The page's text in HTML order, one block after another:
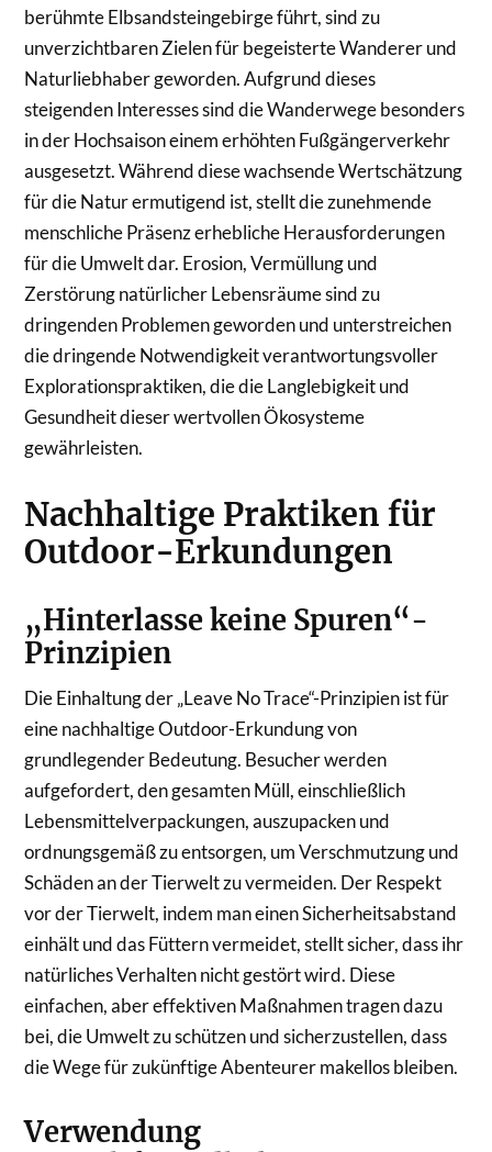
berühmte Elbsandsteingebirge führt, sind zu
unverzichtbaren Zielen für begeisterte Wanderer und
Naturliebhaber geworden. Aufgrund dieses
steigenden Interesses sind die Wanderwege besonders
in der Hochsaison einem erhöhten Fußgängerverkehr
ausgesetzt. Während diese wachsende Wertschätzung
für die Natur ermutigend ist, stellt die zunehmende
menschliche Präsenz erhebliche Herausforderungen
für die Umwelt dar. Erosion, Vermüllung und
Zerstörung natürlicher Lebensräume sind zu
dringenden Problemen geworden und unterstreichen
die dringende Notwendigkeit verantwortungsvoller
Explorationspraktiken, die die Langlebigkeit und
Gesundheit dieser wertvollen Ökosysteme
gewährleisten.
Nachhaltige Praktiken für
Outdoor-Erkundungen
„Hinterlasse keine Spuren“-
Prinzipien
Die Einhaltung der „Leave No Trace“-Prinzipien ist für
eine nachhaltige Outdoor-Erkundung von
grundlegender Bedeutung. Besucher werden
aufgefordert, den gesamten Müll, einschließlich
Lebensmittelverpackungen, auszupacken und
ordnungsgemäß zu entsorgen, um Verschmutzung und
Schäden an der Tierwelt zu vermeiden. Der Respekt
vor der Tierwelt, indem man einen Sicherheitsabstand
einhält und das Füttern vermeidet, stellt sicher, dass ihr
natürliches Verhalten nicht gestört wird. Diese
einfachen, aber effektiven Maßnahmen tragen dazu
bei, die Umwelt zu schützen und sicherzustellen, dass
die Wege für zukünftige Abenteurer makellos bleiben.
Verwendung